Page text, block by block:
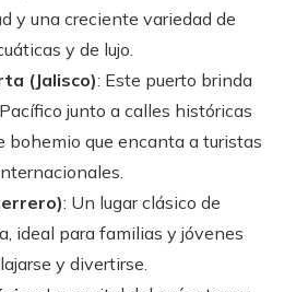
y una creciente variedad de
y de lujo.
(Jalisco): Este puerto brinda
junto a calles históricas
bohemio que encanta a turistas
: Un lugar clásico de
ideal para familias y jóvenes
y divertirse.